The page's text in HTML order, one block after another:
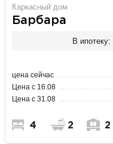
Каркасный дом
Барбара
В ипотеку:
цена сейчас
Цена с 16.08
Цена с 31.08
4 2 2